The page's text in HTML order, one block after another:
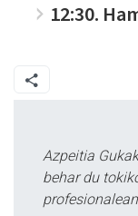
12:30.
Azpeitia
behar du